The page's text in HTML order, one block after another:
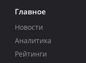
Главное
Новости
Аналитика
Рейтинги